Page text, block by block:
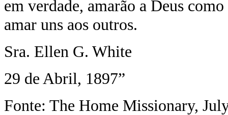
em verdade, amarão a Deus
amar uns aos outros.
Sra. Ellen G. White
29 de Abril, 1897”
Fonte: The Home Missionary,